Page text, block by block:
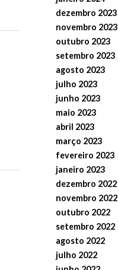
dezembro 2023
novembro 2023
outubro 2023
setembro 2023
agosto 2023
julho 2023
junho 2023
maio 2023
abril 2023
março 2023
fevereiro 2023
janeiro 2023
dezembro 2022
novembro 2022
outubro 2022
setembro 2022
agosto 2022
julho 2022